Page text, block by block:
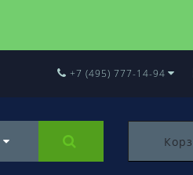
+7 (495) 777-14-94